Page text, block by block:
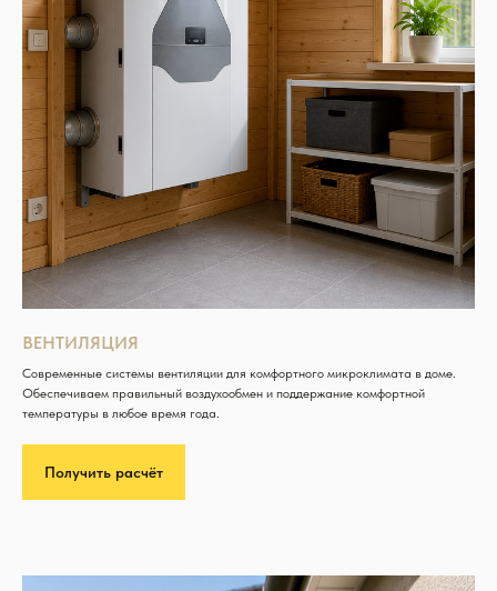
ВЕНТИЛЯЦИЯ
Современные системы вентиляции для комфортного микроклимата в доме.
Обеспечиваем правильный воздухообмен и поддержание комфортной
температуры в любое время года.
Получить расчёт